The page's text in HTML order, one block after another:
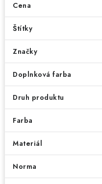
Cena
Štítky
Značky
Doplnková farba
Druh produktu
Farba
Materiál
Norma